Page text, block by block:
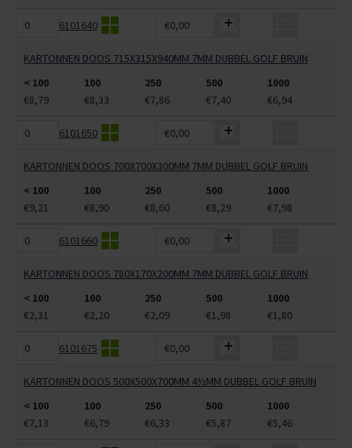
6101640 €0,00
KARTONNEN DOOS 715X315X940MM 7MM DUBBEL GOLF BRUIN
< 100
100 250 500
1000
€8,79
€8,33 €7,86 €7,40 €6,94
6101650 €0,00
KARTONNEN DOOS 700X700X300MM 7MM DUBBEL GOLF BRUIN
< 100
100 250 500
1000
€9,21
€8,90 €8,60 €8,29 €7,98
6101660 €0,00
KARTONNEN DOOS 780X170X200MM 7MM DUBBEL GOLF BRUIN
< 100
100 250 500
1000
€2,31
€2,20 €2,09 €1,98 €1,80
6101675 €0,00
KARTONNEN DOOS 500X500X700MM 4½MM DUBBEL GOLF BRUIN
< 100
100 250 500
1000
€7,13
€6,79 €6,33 €5,87 €5,46